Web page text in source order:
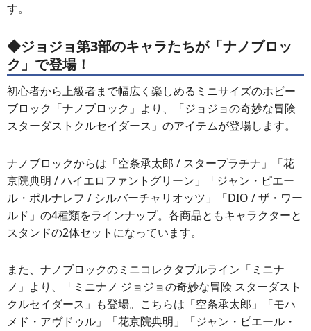
す。
◆ジョジョ第3部のキャラたちが「ナノブロッ
ク」で登場！
初心者から上級者まで幅広く楽しめるミニサイズのホビー
ブロック「ナノブロック」より、「ジョジョの奇妙な冒険
スターダストクルセイダース」のアイテムが登場します。
ナノブロックからは「空条承太郎 / スタープラチナ」「花
京院典明 / ハイエロファントグリーン」「ジャン・ピエー
ル・ポルナレフ / シルバーチャリオッツ」「DIO / ザ・ワー
ルド」の4種類をラインナップ。各商品ともキャラクターと
スタンドの2体セットになっています。
また、ナノブロックのミニコレクタブルライン「ミニナ
ノ」より、「ミニナノ ジョジョの奇妙な冒険 スターダスト
クルセイダース」も登場。こちらは「空条承太郎」「モハ
メド・アヴドゥル」「花京院典明」「ジャン・ピエール・